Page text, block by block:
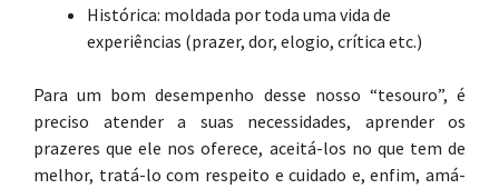
Histórica: moldada por toda uma vida de
experiências (prazer, dor, elogio, crítica etc.)
Para um bom desempenho desse nosso “tesouro”, é
preciso atender a suas necessidades, aprender os
prazeres que ele nos oferece, aceitá-los no que tem de
melhor, tratá-lo com respeito e cuidado e, enfim, amá-